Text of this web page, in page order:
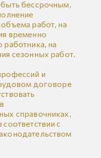
бессрочным,
работ, на
временно
на
сезонных работ.
и
договоре
справочниках,
с